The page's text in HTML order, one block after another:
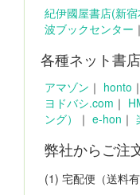
紀伊國屋書店(新
波ブックセンター ｜
各種ネット書
アマゾン ｜ honto ｜
ヨドバシ.com ｜
ング）
｜ e-hon ｜
弊社からご注
(1) 宅配便（送料有